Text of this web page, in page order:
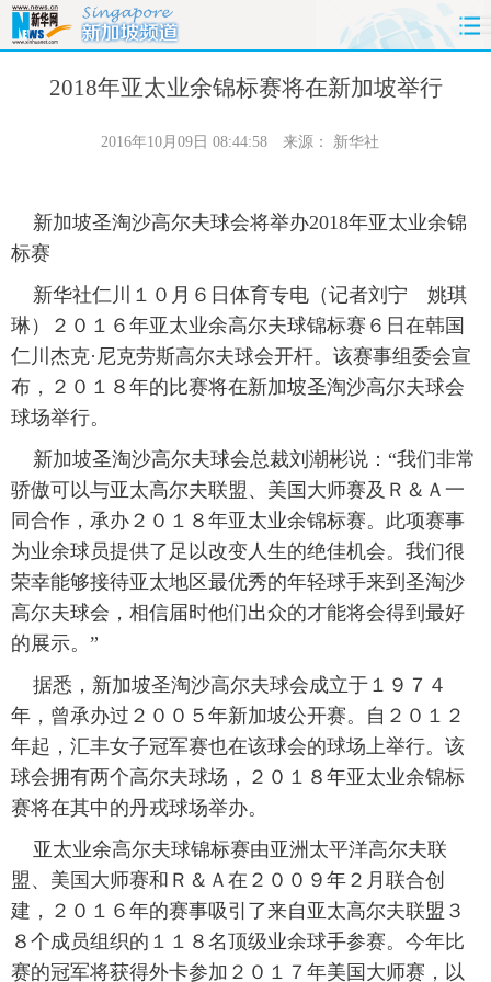
首页 时政 国际 财经
体育 人事
港澳
科技 能源 房产 公司
图片 视频 彩票 食品
旅游
金融 公益 军事 无人机
富媒体 摄影 新华广播
新华电视中文 新华电视英文 返回PC
2018年亚太业余锦标赛将在新加坡举行
2016年10月09日 08:44:58 来源： 新华社
新加坡圣淘沙高尔夫球会将举办2018年亚太业余锦
标赛
新华社仁川１０月６日体育专电（记者刘宁 姚琪
琳）２０１６年亚太业余高尔夫球锦标赛６日在韩国
仁川杰克·尼克劳斯高尔夫球会开杆。该赛事组委会宣
布，２０１８年的比赛将在新加坡圣淘沙高尔夫球会
球场举行。
新加坡圣淘沙高尔夫球会总裁刘潮彬说：“我们非常
骄傲可以与亚太高尔夫联盟、美国大师赛及Ｒ＆Ａ一
同合作，承办２０１８年亚太业余锦标赛。此项赛事
为业余球员提供了足以改变人生的绝佳机会。我们很
荣幸能够接待亚太地区最优秀的年轻球手来到圣淘沙
高尔夫球会，相信届时他们出众的才能将会得到最好
的展示。”
据悉，新加坡圣淘沙高尔夫球会成立于１９７４
年，曾承办过２００５年新加坡公开赛。自２０１２
年起，汇丰女子冠军赛也在该球会的球场上举行。该
球会拥有两个高尔夫球场，２０１８年亚太业余锦标
赛将在其中的丹戎球场举办。
亚太业余高尔夫球锦标赛由亚洲太平洋高尔夫联
盟、美国大师赛和Ｒ＆Ａ在２００９年２月联合创
建，２０１６年的赛事吸引了来自亚太高尔夫联盟３
８个成员组织的１１８名顶级业余球手参赛。今年比
赛的冠军将获得外卡参加２０１７年美国大师赛，以